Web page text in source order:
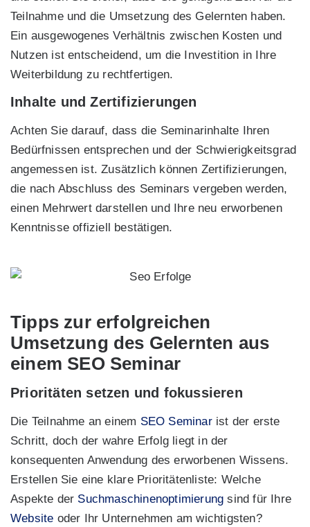
Teilnahme und die Umsetzung des Gelernten haben.
Ein ausgewogenes Verhältnis zwischen Kosten und
Nutzen ist entscheidend, um die Investition in Ihre
Weiterbildung zu rechtfertigen.
Inhalte und Zertifizierungen
Achten Sie darauf, dass die Seminarinhalte Ihren
Bedürfnissen entsprechen und der Schwierigkeitsgrad
angemessen ist. Zusätzlich können Zertifizierungen,
die nach Abschluss des Seminars vergeben werden,
einen Mehrwert darstellen und Ihre neu erworbenen
Kenntnisse offiziell bestätigen.
Tipps zur erfolgreichen
Umsetzung des Gelernten aus
einem SEO Seminar
Prioritäten setzen und fokussieren
Die Teilnahme an einem SEO Seminarist der erste
Schritt, doch der wahre Erfolg liegt in der
konsequenten Anwendung des erworbenen Wissens.
Erstellen Sie eine klare Prioritätenliste: Welche
Aspekte der Suchmaschinenoptimierung sind für Ihre
Website oder Ihr Unternehmen am wichtigsten?